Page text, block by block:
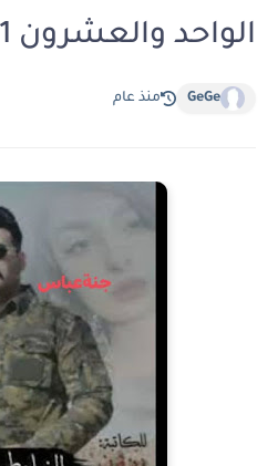
الواحد والعشرون 21 بقلم زيزفون
GeGe منذ عام